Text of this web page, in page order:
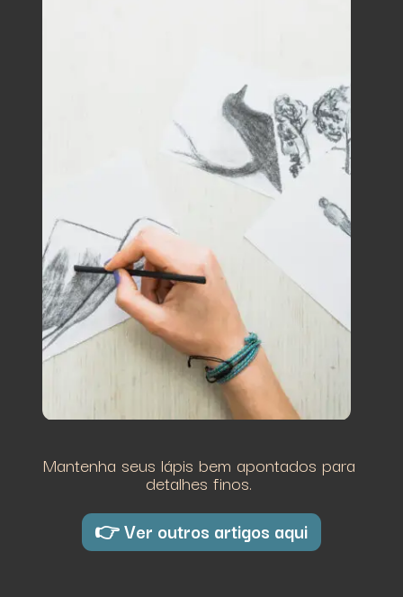
Mantenha seus lápis bem apontados para
detalhes finos.
👉 Ver outros artigos aqui